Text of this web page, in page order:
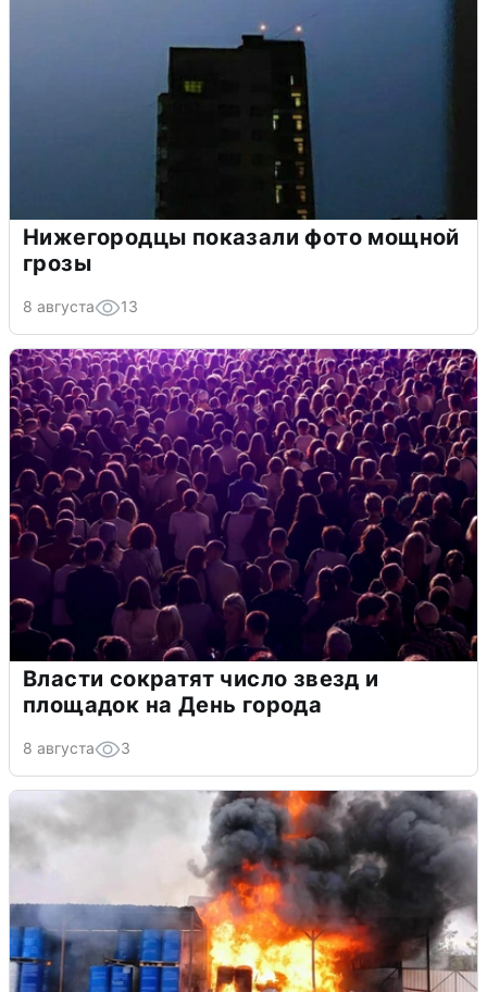
Нижегородцы показали фото мощной
грозы
8 августа 13
Власти сократят число звезд и
площадок на День города
8 августа 3